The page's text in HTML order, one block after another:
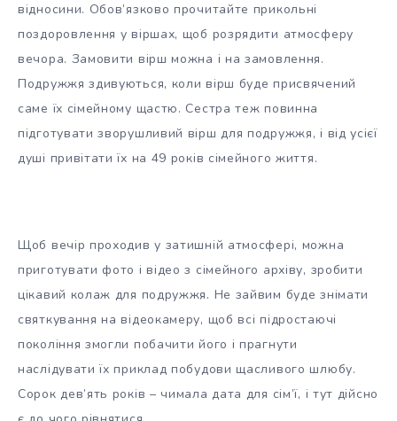
відносини. Обов’язково прочитайте прикольні
поздоровлення у віршах, щоб розрядити атмосферу
вечора. Замовити вірш можна і на замовлення.
Подружжя здивуються, коли вірш буде присвячений
саме їх сімейному щастю. Сестра теж повинна
підготувати зворушливий вірш для подружжя, і від усієї
душі привітати їх на 49 років сімейного життя.
Щоб вечір проходив у затишній атмосфері, можна
приготувати фото і відео з сімейного архіву, зробити
цікавий колаж для подружжя. Не зайвим буде знімати
святкування на відеокамеру, щоб всі підростаючі
покоління змогли побачити його і прагнути
наслідувати їх приклад побудови щасливого шлюбу.
Сорок дев’ять років – чимала дата для сім’ї, і тут дійсно